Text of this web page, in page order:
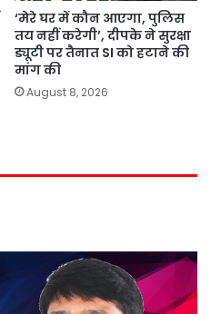
‘मेरे घर में कौन आएगा, पुलिस
तय नहीं करेगी’, दीपके ने सुरक्षा
ड्यूटी पर तैनात SI को हटाने की
मांग की
August 8, 2026